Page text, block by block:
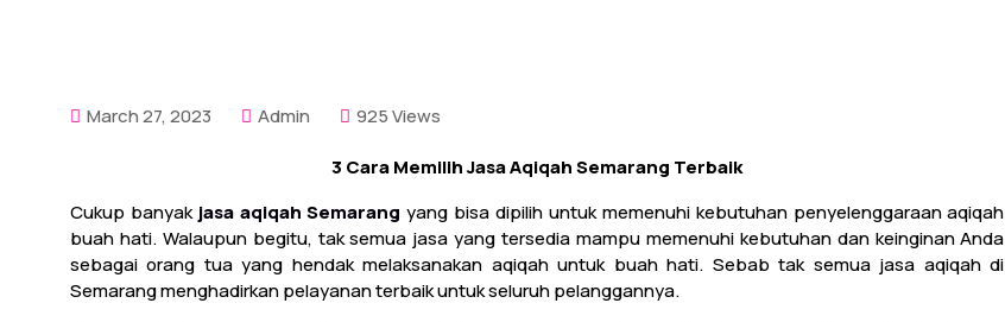
March 27, 2023 Admin 925 Views
3 Cara Memilih Jasa Aqiqah Semarang Terbaik
Cukup banyak jasa aqiqah Semarang yang bisa dipilih untuk memenuhi kebutuhan penyelenggaraan aqiqah
buah hati. Walaupun begitu, tak semua jasa yang tersedia mampu memenuhi kebutuhan dan keinginan Anda
sebagai orang tua yang hendak melaksanakan aqiqah untuk buah hati. Sebab tak semua jasa aqiqah di
Semarang menghadirkan pelayanan terbaik untuk seluruh pelanggannya.